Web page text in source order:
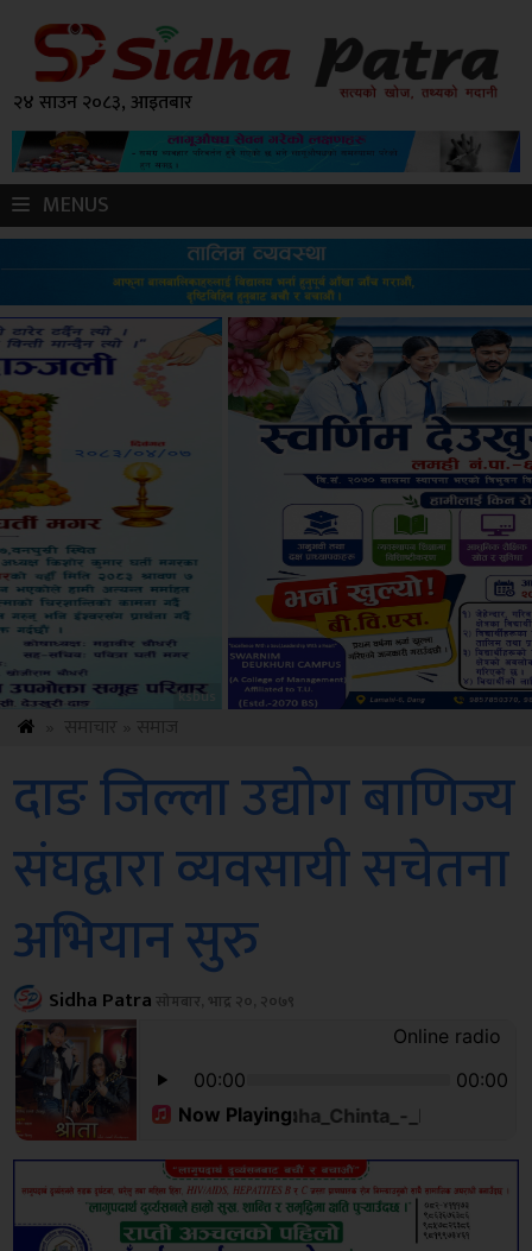
२४ साउन २०८३, आइतबार
MENUS
Sdc
दाङ जिल्ला उद्योग बाणिज्य
संघद्वारा व्यवसायी सचेतना
अभियान सुरु
Sidha Patraसोमबार, भाद्र २०, २०७९